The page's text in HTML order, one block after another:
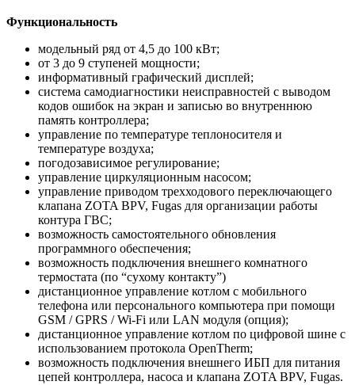
Функциональность
модельный ряд от 4,5 до 100 кВт;
от 3 до 9 ступеней мощности;
информативный графический дисплей;
система самодиагностики неисправностей с выводом
кодов ошибок на экран и записью во внутреннюю
память контроллера;
управление по температуре теплоносителя и
температуре воздуха;
погодозависимое регулирование;
управление циркуляционным насосом;
управление приводом трехходового переключающего
клапана ZOTA BPV, Fugas для организации работы
контура ГВС;
возможность самостоятельного обновления
программного обеспечения;
возможность подключения внешнего комнатного
термостата (по “сухому контакту”)
дистанционное управление котлом с мобильного
телефона или персонального компьютера при помощи
GSM / GPRS / Wi-Fi или LAN модуля (опция);
дистанционное управление котлом по цифровой шине с
использованием протокола OpenTherm;
возможность подключения внешнего ИБП для питания
цепей контроллера, насоса и клапана ZOTA BPV, Fugas.